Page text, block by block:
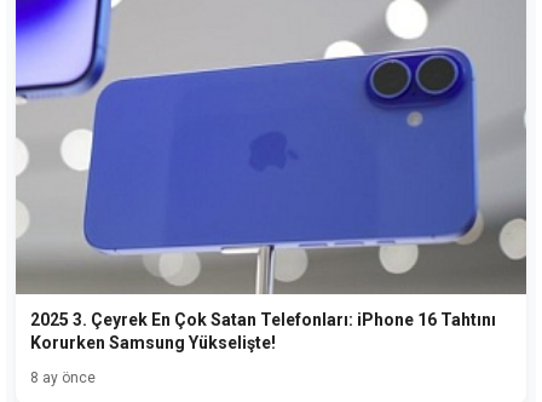
2025 3. Çeyrek En Çok Satan Telefonları: iPhone 16 Tahtını
Korurken Samsung Yükselişte!
8 ay önce